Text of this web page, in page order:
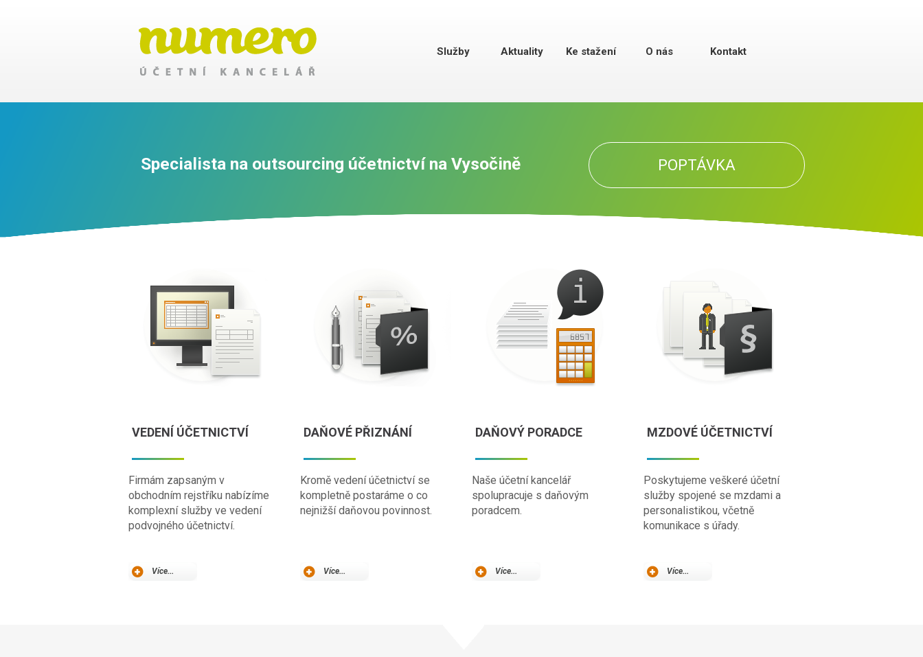
Služby Aktuality Ke stažení O nás Kontakt
Specialista na outsourcing účetnictví na Vysočině POPTÁVKA
VEDENÍ ÚČETNICTVÍ
Firmám zapsaným v
obchodním rejstříku nabízíme
komplexní služby ve vedení
podvojného účetnictví.
Více...
DAŇOVÉ PŘIZNÁNÍ
Kromě vedení účetnictví se
kompletně postaráme o co
nejnižší daňovou povinnost.
Více...
DAŇOVÝ PORADCE
Naše účetní kancelář
spolupracuje s daňovým
poradcem.
Více...
MZDOVÉ ÚČETNICTVÍ
Poskytujeme veškeré účetní
služby spojené se mzdami a
personalistikou, včetně
komunikace s úřady.
Více...